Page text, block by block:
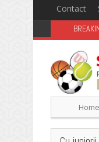
Contact
Home